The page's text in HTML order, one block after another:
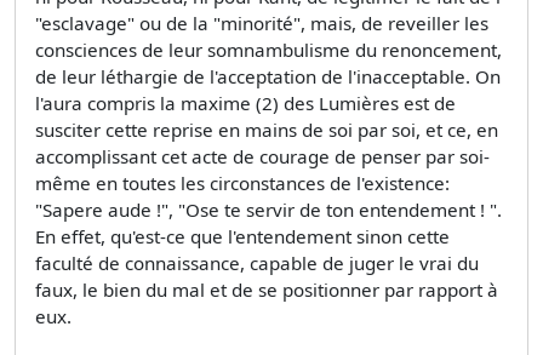
"esclavage" ou de la "minorité", mais, de reveiller les
consciences de leur somnambulisme du renoncement,
de leur léthargie de l'acceptation de l'inacceptable. On
l'aura compris la maxime (2) des Lumières est de
susciter cette reprise en mains de soi par soi, et ce, en
accomplissant cet acte de courage de penser par soi-
même en toutes les circonstances de l'existence:
"Sapere aude !", "Ose te servir de ton entendement ! ".
En effet, qu'est-ce que l'entendement sinon cette
faculté de connaissance, capable de juger le vrai du
faux, le bien du mal et de se positionner par rapport à
eux.